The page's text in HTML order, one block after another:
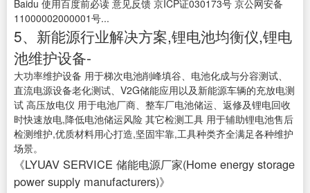
Baidu 使用百度前必读 意见反馈 京ICP证030173号 京公网安备
11000002000001号...
5、新能源行业解决方案,锂电池均衡仪,锂电
池维护设备-
大功率维护设备 用于梯次电池削峰填谷、电池化成与分容测试、
直流电源设备老化测试、V2G储能应用以及新能源车辆的充放电测
试 高压放电仪 用于电池厂商、整车厂电池储运、返修及锂电回收
时快速放电,降低电池储运风险 其它检测工具 用于辅助锂电池售后
检测维护,优质材料用心打造,坚固牢靠,工具种类齐全满足各种维护
场景。
《LYUAV SERVICE 储能电源厂家(Home energy storage
power supply manufacturers)》